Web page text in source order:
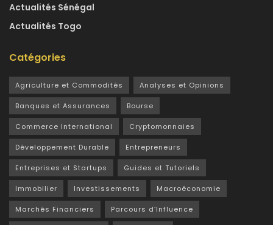
Actualités Sénégal
Actualités Togo
Catégories
Agriculture et Commodités Analyses et Opinions
Banques et Assurances Bourse
Commerce International Cryptomonnaies
Développement Durable Entrepreneurs
Entreprises et Startups Guides et Tutoriels
Immobilier Investissements Macroéconomie
Marchés Financiers Parcours d’Influence